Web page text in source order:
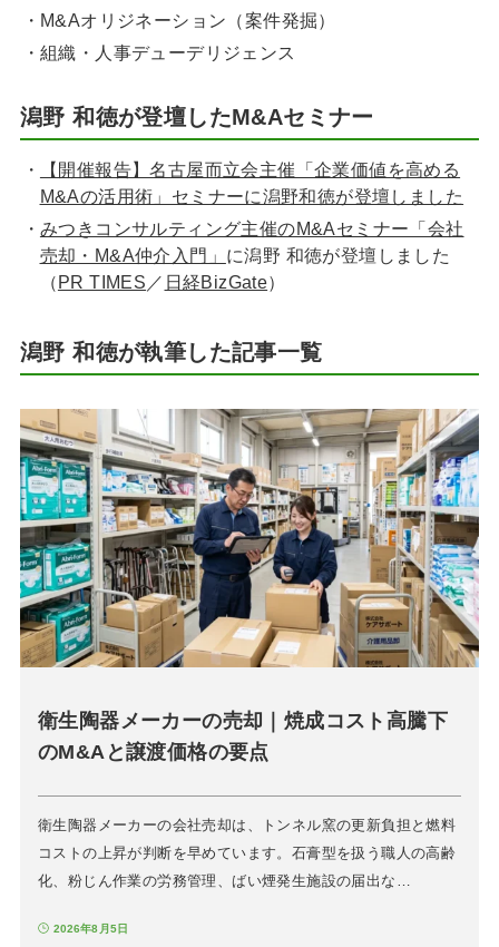
M&Aオリジネーション（案件発掘）
組織・人事デューデリジェンス
潟野 和徳が登壇したM&Aセミナー
【開催報告】名古屋而立会主催「企業価値を高める
M&Aの活用術」セミナーに潟野和徳が登壇しました
みつきコンサルティング主催のM&Aセミナー「会社
売却・M&A仲介入門」 に潟野 和徳が登壇しました
（ PR TIMES ／ 日経BizGate）
潟野 和徳が執筆した記事一覧
衛生陶器メーカーの売却｜焼成コスト高騰下
のM&Aと譲渡価格の要点
衛生陶器メーカーの会社売却は、トンネル窯の更新負担と燃料
コストの上昇が判断を早めています。石膏型を扱う職人の高齢
化、粉じん作業の労務管理、ばい煙発生施設の届出な…
2026年8月5日